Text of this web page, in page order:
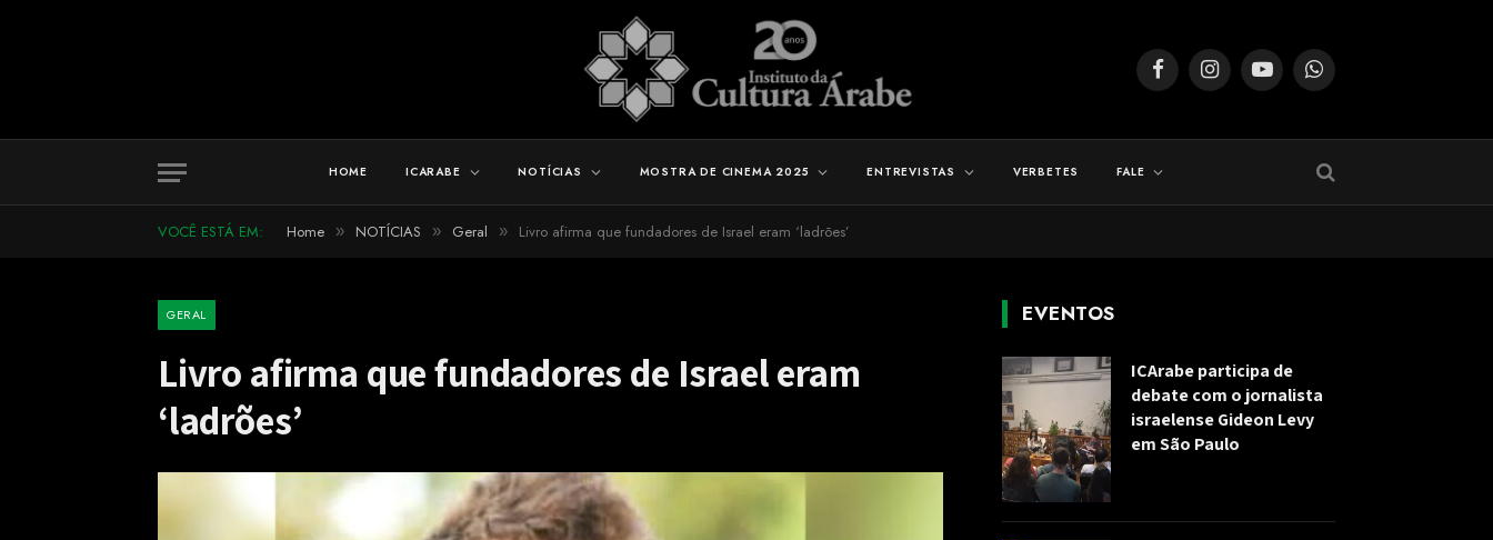
FacebookInstagramYouTubeWhatsApp
HOME ICARABE NOTÍCIAS MOSTRA DE CINEMA 2025 ENTREVISTAS VERBETES FALE
VOCÊ ESTÁ EM: Home » NOTÍCIAS » Geral » Livro afirma que fundadores de Israel eram ‘ladrões’
GERAL
Livro afirma que fundadores de Israel eram
‘ladrões’
EVENTOS
ICArabe participa de
debate com o jornalista
israelense Gideon Levy
em São Paulo